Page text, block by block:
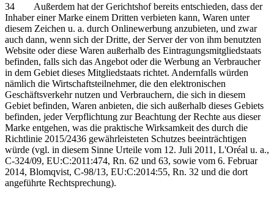
34 Außerdem hat der Gerichtshof bereits entschieden, dass der
Inhaber einer Marke einem Dritten verbieten kann, Waren unter
diesem Zeichen u. a. durch Onlinewerbung anzubieten, und zwar
auch dann, wenn sich der Dritte, der Server der von ihm benutzten
Website oder diese Waren außerhalb des Eintragungsmitgliedstaats
befinden, falls sich das Angebot oder die Werbung an Verbraucher
in dem Gebiet dieses Mitgliedstaats richtet. Andernfalls würden
nämlich die Wirtschaftsteilnehmer, die den elektronischen
Geschäftsverkehr nutzen und Verbrauchern, die sich in diesem
Gebiet befinden, Waren anbieten, die sich außerhalb dieses Gebiets
befinden, jeder Verpflichtung zur Beachtung der Rechte aus dieser
Marke entgehen, was die praktische Wirksamkeit des durch die
Richtlinie 2015/2436 gewährleisteten Schutzes beeinträchtigen
würde (vgl. in diesem Sinne Urteile vom 12. Juli 2011, L'Oréal u. a.,
C‑324/09, EU:C:2011:474, Rn. 62 und 63, sowie vom 6. Februar
2014, Blomqvist, C‑98/13, EU:C:2014:55, Rn. 32 und die dort
angeführte Rechtsprechung).